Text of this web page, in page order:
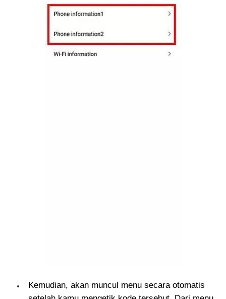
Kemudian, akan muncul menu secara otomatis